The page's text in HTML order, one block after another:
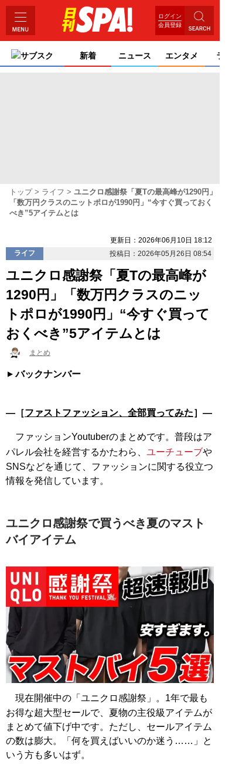
ログイン
会員登録
サブスク 新着 ニュース エンタメ ライ
トップ ライフ
ユニクロ感謝祭「夏Tの最高峰が1290円」
「数万円クラスのニットポロが1990円」“今すぐ買っておく
べき”5アイテムとは
更新日：2026年06月10日 18:12
ライフ
投稿日：2026年05月26日 08:54
ユニクロ感謝祭「夏Tの最高峰が
1290円」「数万円クラスのニッ
トポロが1990円」“今すぐ買って
おくべき”5アイテムとは
まとめ
バックナンバー
―［ファストファッション、全部買ってみた］―
ファッションYoutuberのまとめです。普段はア
パレル会社を経営するかたわら、 ユーチューブや
SNSなどを通じて、ファッションに関する役立つ
情報を発信しています。
ユニクロ感謝祭で買うべき夏のマスト
バイアイテム
現在開催中の「ユニクロ感謝祭」。1年で最も
お得な超大型セールで、夏物の主役級アイテムが
まとめて値下げ中です。ただし、セールアイテム
の数は膨大。「何を買えばいいのか迷う……」と
いう方も多いはず。